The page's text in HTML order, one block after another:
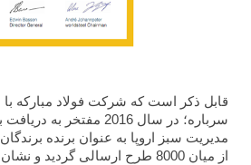
قابل ذکر است که شرکت فولاد مبارکه
سرباره؛ در سال 2016 مفتخر
مدیریت سبز اروپا به عنوان برنده
از میان 8000 طرح ارسالی گردید و نشان